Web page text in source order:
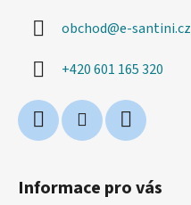
obchod@e-santini.cz
+420 601 165 320
Informace pro vás